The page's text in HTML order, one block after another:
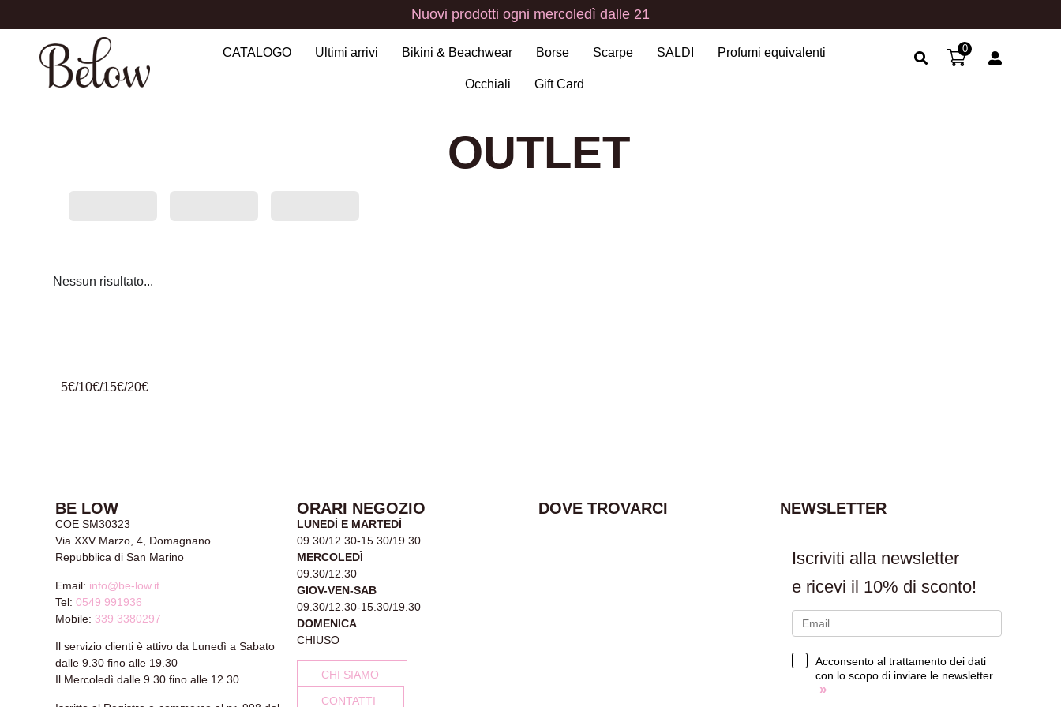
Nuovi prodotti ogni mercoledì dalle 21
CATALOGO Ultimi arrivi Bikini & Beachwear Borse Scarpe SALDI Profumi equivalenti
Occhiali Gift Card
0
OUTLET
Nessun risultato...
5€/10€/15€/20€
BE LOW
COE SM30323
Via XXV Marzo, 4, Domagnano
Repubblica di San Marino
Email: info@be-low.it
Tel: 0549 991936
Mobile: 339 3380297
Il servizio clienti è attivo da Lunedì a Sabato
dalle 9.30 fino alle 19.30
Il Mercoledì dalle 9.30 fino alle 12.30
ORARI NEGOZIO
LUNEDÌ E MARTEDÌ
09.30/12.30-15.30/19.30
MERCOLEDÌ
09.30/12.30
GIOV-VEN-SAB
09.30/12.30-15.30/19.30
DOMENICA
CHIUSO
CHI SIAMO
CONTATTI
DOVE TROVARCI NEWSLETTER
Iscriviti alla newsletter
e ricevi il 10% di sconto!
Acconsento al trattamento dei dati
con lo scopo di inviare le newsletter
»